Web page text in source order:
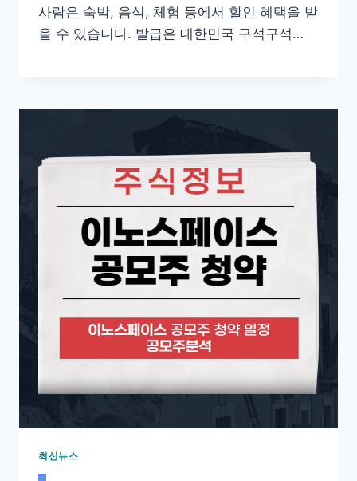
사람은 숙박, 음식, 체험 등에서 할인 혜택을 받
을 수 있습니다. 발급은 대한민국 구석구석…
최신뉴스